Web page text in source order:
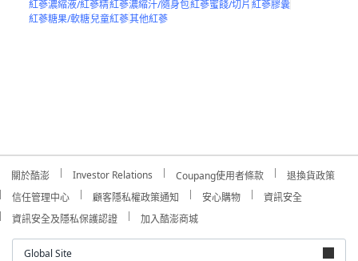
紅蔘濃縮液/紅蔘精紅蔘濃縮汁/隨身包紅蔘蜜餞/切片紅蔘膠囊
紅蔘糖果/軟糖兒童紅蔘其他紅蔘
關於酷澎 Investor Relations Coupang使用者條款
退換貨政策
信任管理中心
顧客隱私權政策通知 安心購物
資訊安全
資訊安全及隱私保護認證
加入酷澎商城
Global Site